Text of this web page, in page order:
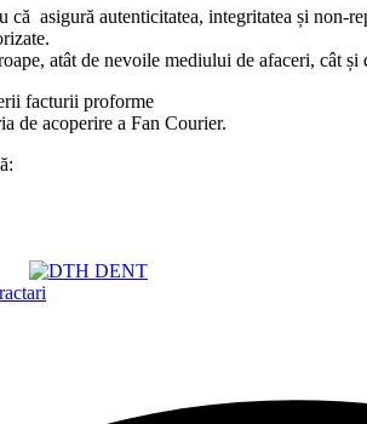
că asigură autenticitatea, integritatea și
atât de nevoile mediului de afaceri, cât și
facturii proforme
de acoperire a Fan Courier.